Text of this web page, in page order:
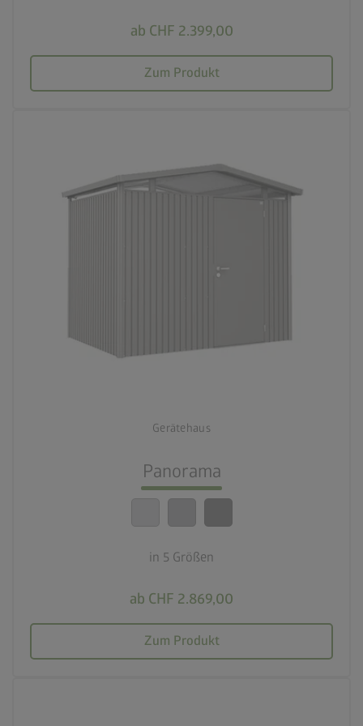
ab CHF 2.399,00
Zum Produkt
Gerätehaus
Panorama
in 5 Größen
ab CHF 2.869,00
Zum Produkt
3 Farbvariationen
Beste Sicherheitsstandards
calendar_month